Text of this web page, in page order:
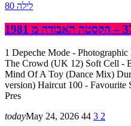
לילה 80
1 Depeche Mode -
The Crowd (UK 12) Soft Cell -
Mind Of A Toy (Dance Mix)
version) Haircut 100 -
Pres
todayMay 24, 2026 44 3 2